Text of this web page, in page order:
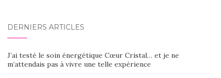
DERNIERS ARTICLES
J’ai testé le soin énergétique Cœur Cristal… et je ne
m’attendais pas à vivre une telle expérience